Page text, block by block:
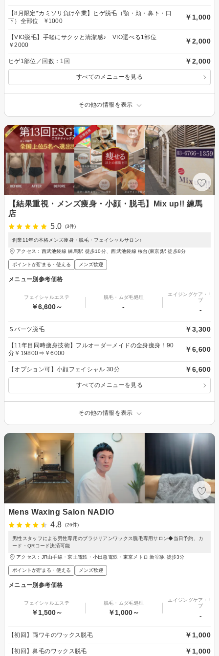
【8月限定*カミソリ負け卒業】ヒゲ脱毛（顎・頬・鼻下・口
下）全部位 ¥1000
￥1,000
【VIO脱毛】手軽にサクッと清潔感♪ VIO選べる1部位
￥2000
￥2,000
ヒゲ1部位／回数：1回 ￥2,000
すべてのメニューを見る
その他の情報を表示
【結果重視・メンズ痩身・小顔・脱毛】Mix up!! 練馬
店
5.0
(3件)
創業11年の本格メンズ痩身・脱毛・フェイシャルサロン♪
アクセス：西武池袋線 練馬駅 徒歩10分、西武池袋線 桜台(東京)駅 徒歩8分
ポイントが貯まる・使える メンズ歓迎
メニュー別参考価格
フェイシャルエステ
￥6,600～
脱毛・ムダ毛処理
-
エイジングケア・リ
プ
-
Ｓパーツ脱毛 ￥3,300
【11年目同時痩身技術】フルオーダーメイドの全身痩身！90
分￥19800⇒￥6000
￥6,600
【オプション可】小顔フェイシャル 30分 ￥6,600
すべてのメニューを見る
その他の情報を表示
Mens Waxing Salon NADIO
4.8
(26件)
男性スタッフによる男性専用のブラジリアンワックス脱毛専用サロン◆当日予約、カ
ード・QRコード決済可能
アクセス：JR山手線・京王電鉄・小田急電鉄・東京メトロ 新宿駅 徒歩3分
ポイントが貯まる・使える メンズ歓迎
メニュー別参考価格
フェイシャルエステ
￥1,500～
脱毛・ムダ毛処理
￥1,000～
エイジングケア・リ
プ
-
【初回】両ワキのワックス脱毛 ￥1,000
【初回】鼻毛のワックス脱毛 ￥1,000